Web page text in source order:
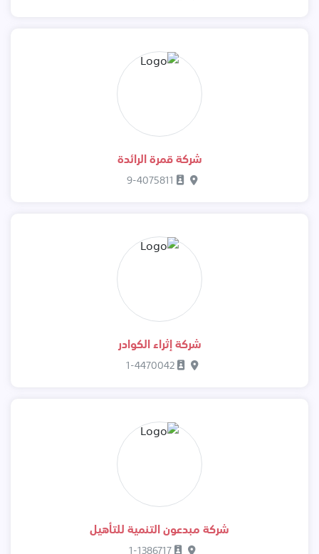
شركة قمرة الرائدة
شركة إثراء الكوادر
شركة مبدعون التنمية للتأهيل